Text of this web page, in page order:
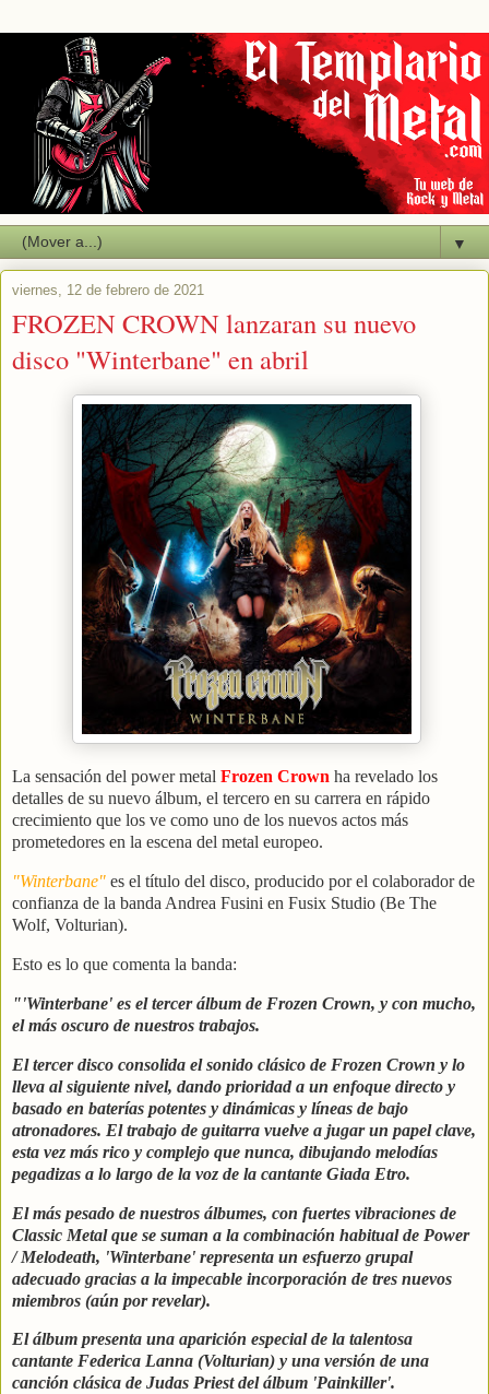
▼
viernes, 12 de febrero de 2021
FROZEN CROWN lanzaran su nuevo
disco "Winterbane" en abril
La sensación del power metal Frozen Crown ha revelado los
detalles de su nuevo álbum, el tercero en su carrera en rápido
crecimiento que los ve como uno de los nuevos actos más
prometedores en la escena del metal europeo.
"Winterbane" es el título del disco, producido por el colaborador de
confianza de la banda Andrea Fusini en Fusix Studio (Be The
Wolf, Volturian).
Esto es lo que comenta la banda:
"'Winterbane' es el tercer álbum de Frozen Crown, y con mucho,
el más oscuro de nuestros trabajos.
El tercer disco consolida el sonido clásico de Frozen Crown y lo
lleva al siguiente nivel, dando prioridad a un enfoque directo y
basado en baterías potentes y dinámicas y líneas de bajo
atronadores. El trabajo de guitarra vuelve a jugar un papel clave,
esta vez más rico y complejo que nunca, dibujando melodías
pegadizas a lo largo de la voz de la cantante Giada Etro.
El más pesado de nuestros álbumes, con fuertes vibraciones de
Classic Metal que se suman a la combinación habitual de Power
/ Melodeath, 'Winterbane' representa un esfuerzo grupal
adecuado gracias a la impecable incorporación de tres nuevos
miembros (aún por revelar).
El álbum presenta una aparición especial de la talentosa
cantante Federica Lanna (Volturian) y una versión de una
canción clásica de Judas Priest del álbum 'Painkiller'.